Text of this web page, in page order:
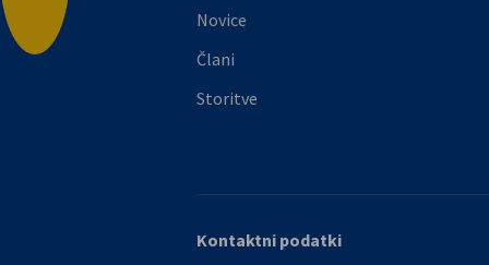
Novice
Člani
Storitve
Kontaktni podatki